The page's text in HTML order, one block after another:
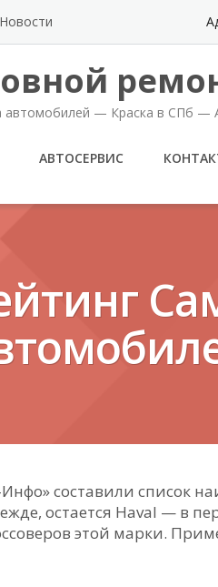
Новости
автомобилей — Краска в СПб —
АВТОСЕРВИС
составили список
остается Haval — в
этой марки.